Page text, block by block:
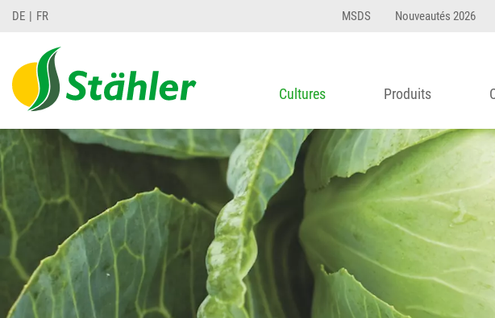
DE FR MSDS Nouveautés 2026
Cultures Produits